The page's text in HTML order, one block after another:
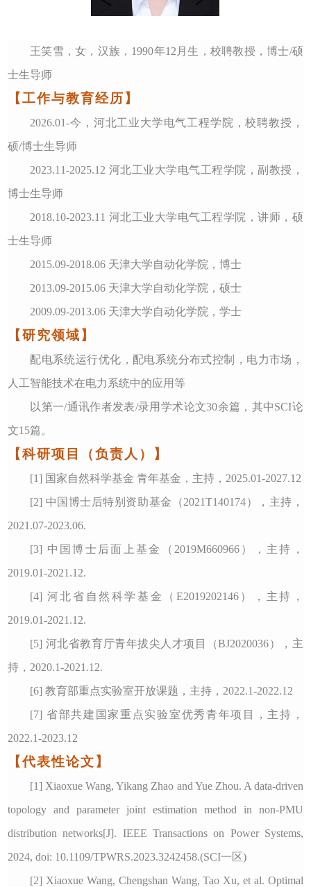
王笑雪，女，汉族，1990年12月生，校聘教授，博士/硕
士生导师
【工作与教育经历】
2026.01-今，河北工业大学电气工程学院，校聘教授，
硕/博士生导师
2023.11-2025.12 河北工业大学电气工程学院，副教授，
博士生导师
2018.10-2023.11 河北工业大学电气工程学院，讲师，硕
士生导师
2015.09-2018.06 天津大学自动化学院，博士
2013.09-2015.06 天津大学自动化学院，硕士
2009.09-2013.06 天津大学自动化学院，学士
【研究领域】
配电系统运行优化，配电系统分布式控制，电力市场，
人工智能技术在电力系统中的应用等
以第一/通讯作者发表/录用学术论文30余篇，其中SCI论
文15篇。
【科研项目（负责人）】
[1] 国家自然科学基金 青年基金，主持，2025.01-2027.12
[2] 中国博士后特别资助基金（2021T140174），主持，
2021.07-2023.06.
[3] 中国博士后面上基金（2019M660966），主持，
2019.01-2021.12.
[4] 河北省自然科学基金（E2019202146），主持，
2019.01-2021.12.
[5] 河北省教育厅青年拔尖人才项目（BJ2020036），主
持，2020.1-2021.12.
[6] 教育部重点实验室开放课题，主持，2022.1-2022.12
[7] 省部共建国家重点实验室优秀青年项目，主持，
2022.1-2023.12
【代表性论文】
[1] Xiaoxue Wang, Yikang Zhao and Yue Zhou. A data-driven
topology and parameter joint estimation method in non-PMU
distribution networks[J]. IEEE Transactions on Power Systems,
2024, doi: 10.1109/TPWRS.2023.3242458.(SCI一区)
[2] Xiaoxue Wang, Chengshan Wang, Tao Xu, et al. Optimal